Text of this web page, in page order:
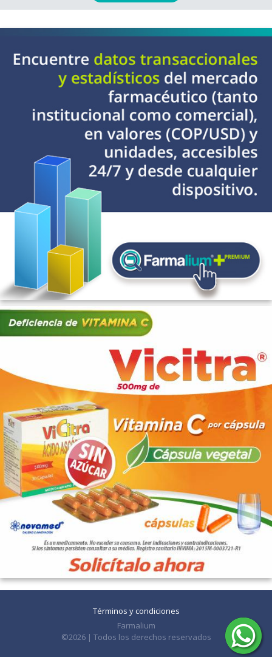
Términos y condiciones
Farmalium
©2026 | Todos los derechos reservados